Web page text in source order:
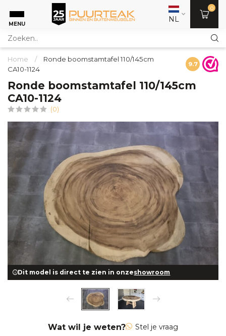
MENU NL
0
Home /
Ronde boomstamtafel 110/145cm
CA10-1124
9.7
Ronde boomstamtafel 110/145cm
CA10-1124
(0)
Dit model is direct te zien in onzeshowroom
Wat wil je weten? Stel je vraag